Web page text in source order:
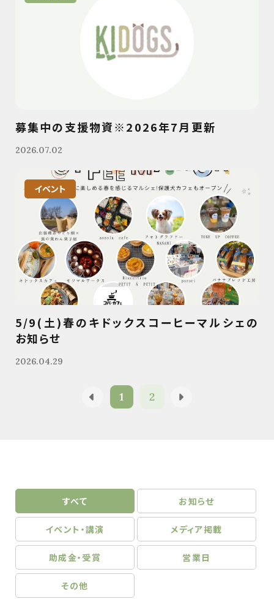
募集中の支援物資※2026年7月更新
2026.07.02
イベント
5/9(土)春のキドックスコーヒーマルシェの
お知らせ
2026.04.29
1 2
すべて お知らせ
イベント・講演 メディア掲載
助成金・受賞 営業日
その他